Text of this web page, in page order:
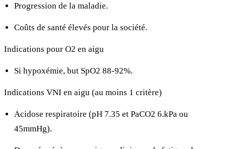
Progression de la maladie.
Coûts de santé élevés pour la société.
Indications pour O2 en aigu
Si hypoxémie, but SpO2 88-92%.
Indications VNI en aigu (au moins 1 critère)
Acidose respiratoire (pH 7.35 et PaCO2 6.kPa ou
45mmHg).